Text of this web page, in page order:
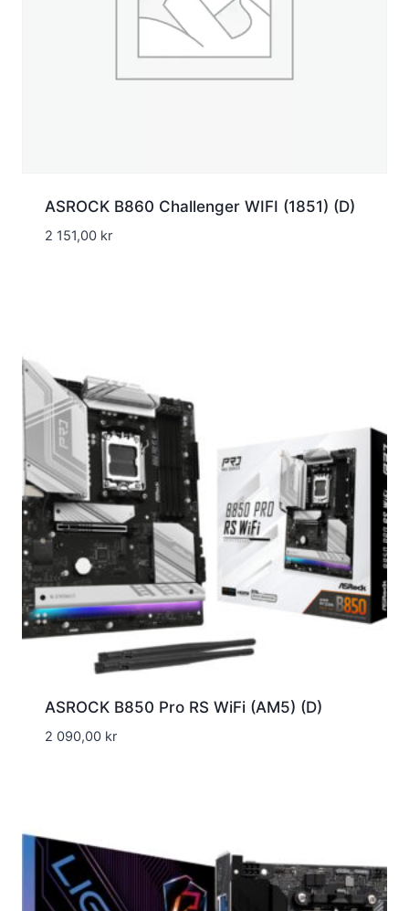
ASROCK B860 Challenger WIFI (1851) (D)
2 151,00 kr
ASROCK B850 Pro RS WiFi (AM5) (D)
2 090,00 kr